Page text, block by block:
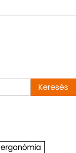
ergonómia